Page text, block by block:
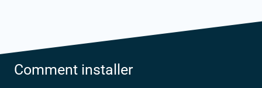
Comment installer